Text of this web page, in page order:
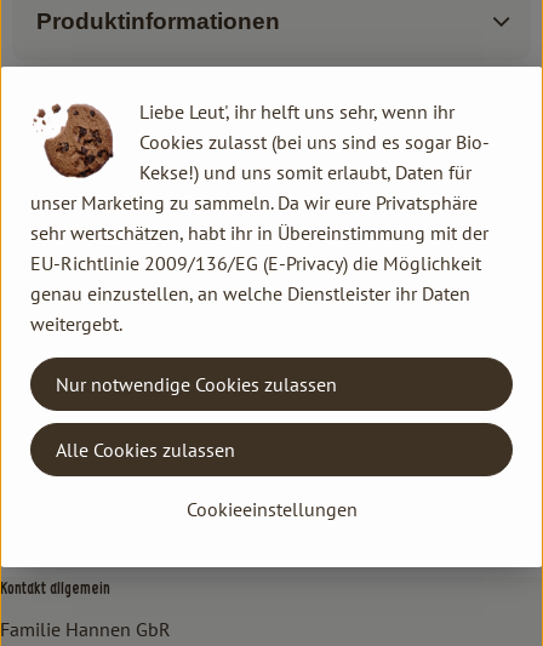
Produktinformationen
Herkunft
Hersteller: NERO
Deutschland
NERO
Kontakt allgemein
Familie Hannen GbR
Liebe Leut', ihr helft uns sehr, wenn ihr
Cookies zulasst (bei uns sind es sogar Bio-
Kekse!) und uns somit erlaubt, Daten für
unser Marketing zu sammeln. Da wir eure Privatsphäre
sehr wertschätzen, habt ihr in Übereinstimmung mit der
EU-Richtlinie 2009/136/EG (E-Privacy) die Möglichkeit
genau einzustellen, an welche Dienstleister ihr Daten
weitergebt.
Cookieeinstellungen
Nur notwendige Cookies zulassen
Alle Cookies zulassen